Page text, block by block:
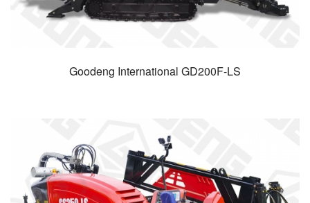
Goodeng International GD200F-LS